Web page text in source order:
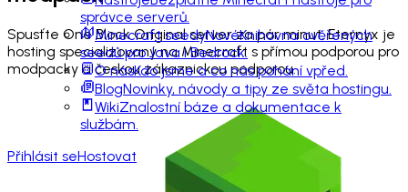
správce serverů.
Minecraft seedyNovéKnihovna ověřených
seedů pro Java i Bedrock.
O násKdo jsme a co nás pohání vpřed.
BlogNovinky, návody a tipy ze světa hostingu.
WikiZnalostní báze a dokumentace k
službám.
Přihlásit seHostovat
Spusťte One Block Original server za pár minut. Eternyx je
hosting specializovaný na Minecraft s přímou podporou pro
modpacky a českou zákaznickou podporou.